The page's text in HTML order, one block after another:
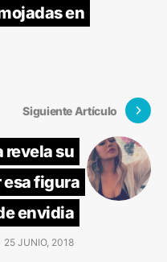
en
Siguiente Artículo
revela su
esa figura
envidia
25 JUNIO, 2018